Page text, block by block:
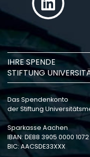
IHRE SPENDE
STIFTUNG
Das Spendenkonto
der Stiftung
Sparkasse Aachen
IBAN: DE88 3905 0000
BIC: AACSDE33XXX